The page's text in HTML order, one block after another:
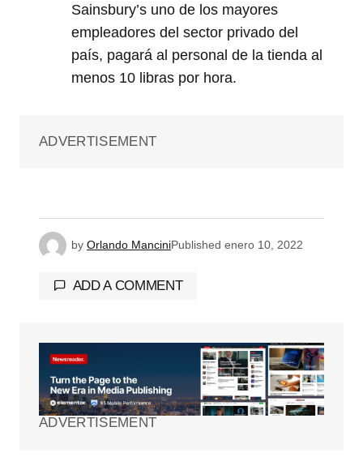
Sainsbury’s uno de los mayores
empleadores del sector privado del
país, pagará al personal de la tienda al
menos 10 libras por hora.
ADVERTISEMENT
by Orlando ManciniPublished enero 10, 2022
ADD A COMMENT
Tu dirección de correo electrónico no será
Los campos obligatorios están
marcados con*
ADVERTISEMENT